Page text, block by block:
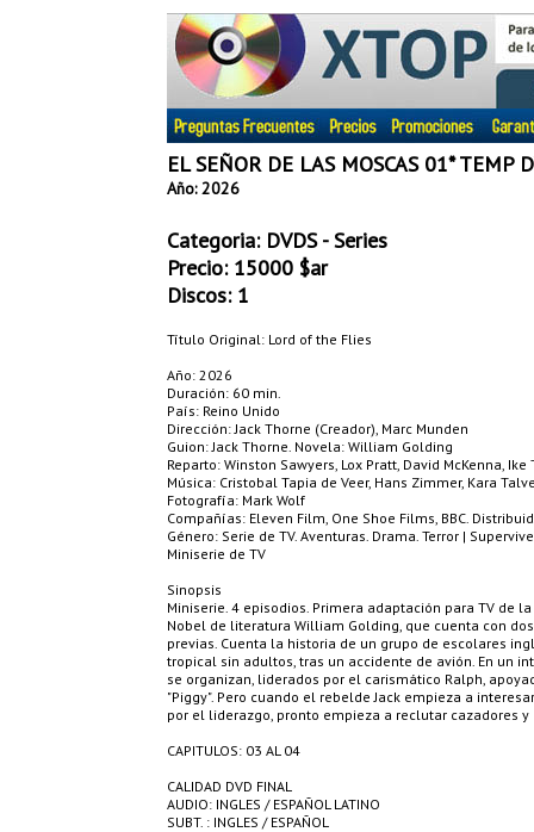
EL SEÑOR DE LAS MOSCAS 01* TEMP
Año: 2026
Categoria: DVDS - Series
Precio: 15000 $ar
Discos: 1
Título Original: Lord of the Flies
Año: 2026
Duración: 60 min.
País: Reino Unido
Dirección: Jack Thorne (Creador), Marc Munden
Guion: Jack Thorne. Novela: William Golding
Reparto: Winston Sawyers, Lox Pratt, David McKenna,
Música: Cristobal Tapia de Veer, Hans Zimmer, Kara
Fotografía: Mark Wolf
Compañías: Eleven Film, One Shoe Films, BBC.
Género: Serie de TV. Aventuras. Drama. Terror |
Miniserie de TV
Sinopsis
Miniserie. 4 episodios. Primera adaptación para TV de
Nobel de literatura William Golding, que cuenta con
previas. Cuenta la historia de un grupo de escolares
tropical sin adultos, tras un accidente de avión. En un
se organizan, liderados por el carismático Ralph,
"Piggy". Pero cuando el rebelde Jack empieza a
por el liderazgo, pronto empieza a reclutar cazadores
CAPITULOS: 03 AL 04
CALIDAD DVD FINAL
AUDIO: INGLES / ESPAÑOL LATINO
SUBT. : INGLES / ESPAÑOL